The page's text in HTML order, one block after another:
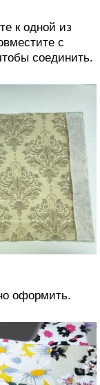
к одной из
с
соединить.
оформить.